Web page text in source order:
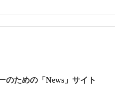
のための「News」サイト